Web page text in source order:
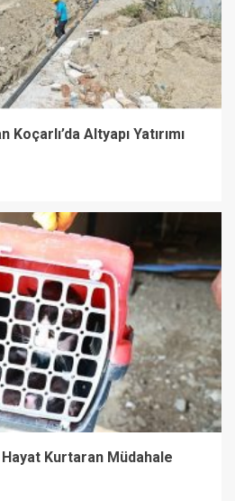
Altyapı Yatırımı
Hayat Kurtaran Müdahale